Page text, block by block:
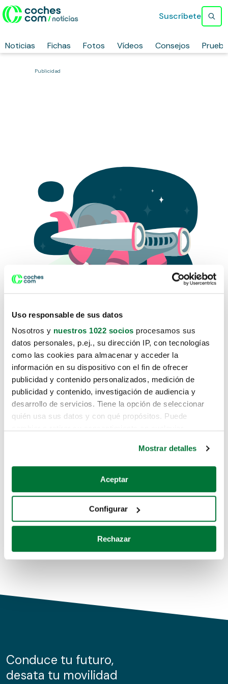
Uso responsable de sus datos
Nosotros y nuestros 1022 socios procesamos sus
datos personales, p.ej., su dirección IP, con tecnologías
como las cookies para almacenar y acceder la
información en su dispositivo con el fin de ofrecer
publicidad y contenido personalizados, medición de
publicidad y contenido, investigación de audiencia y
desarrollo de servicios. Tiene la opción de seleccionar
quién usa sus datos y con qué propósitos. Puede
Si lo permite, también quisiéramos:
Recopilar información sobre su ubicación geográfica
Identificar su dispositivo analizándolo activamente
para buscar características específicas (huellas
Obtenga más información sobre cómo se procesan sus
de cookies.
información sobre el uso que haga del sitio web con
nuestros partners de redes sociales, publicidad y análisis
Mostrar detalles
Aceptar
Configurar
Rechazar
Noticias Fichas Fotos Vídeos Consejos
Suscríbete
Publicidad
Lo sentimos, no sabemos como
te hemos traido hasta aquí.
Pero puedes encontrar el coche que estás
buscando en alguno de estos enlaces:
Coches de segunda mano
Coches de km0
Conduce tu futuro,
desata tu movilidad